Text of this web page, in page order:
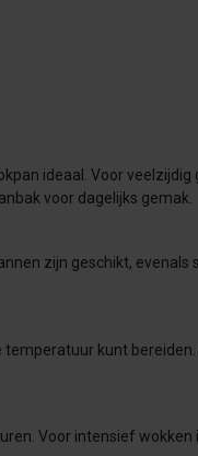
ideaal. Voor veelzijdig
voor dagelijks gemak.
zijn geschikt,
kunt
Voor intensief wokken